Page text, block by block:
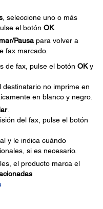
, seleccione uno o más
el botón OK.
Pausa para volver a
fax marcado.
de fax, pulse el botón OKy
no imprime en
en blanco y negro.
.
del fax, pulse el botón
y le indica cuándo
si es necesario.
el producto marca el